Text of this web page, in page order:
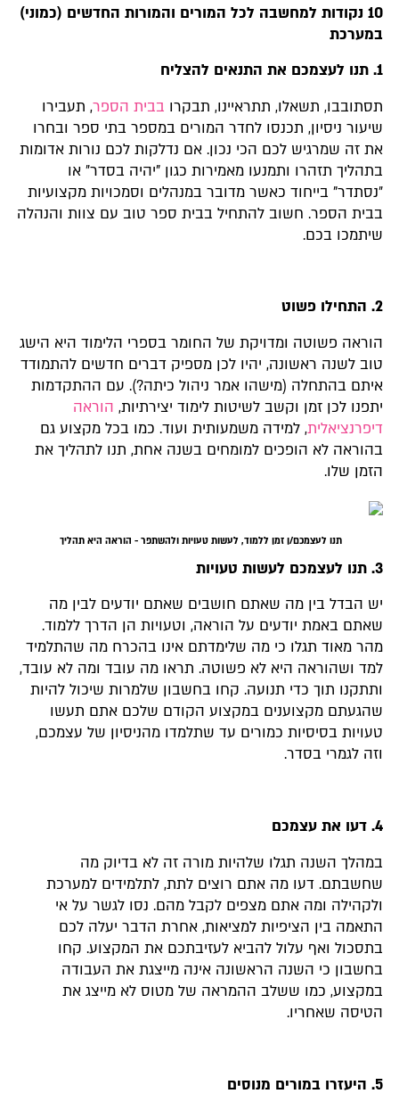
10 נקודות למחשבה לכל המורים והמורות החדשים (כמוני)
במערכת
1. תנו לעצמכם את התנאים להצליח
תסתובבו, תשאלו, תתראיינו, תבקרו בבית הספר, תעבירו
שיעור ניסיון, תכנסו לחדר המורים במספר בתי ספר ובחרו
את זה שמרגיש לכם הכי נכון. אם נדלקות לכם נורות אדומות
בתהליך תזהרו ותמנעו מאמירות כגון "יהיה בסדר״ או
״נסתדר" בייחוד כאשר מדובר במנהלים וסמכויות מקצועיות
בבית הספר. חשוב להתחיל בבית ספר טוב עם צוות והנהלה
שיתמכו בכם.
2. התחילו פשוט
הוראה פשוטה ומדויקת של החומר בספרי הלימוד היא הישג
טוב לשנה ראשונה, יהיו לכן מספיק דברים חדשים להתמודד
איתם בהתחלה (מישהו אמר ניהול כיתה?). עם ההתקדמות
יתפנו לכן זמן וקשב לשיטות לימוד יצירתיות, הוראה
דיפרנציאלית, למידה משמעותית ועוד. כמו בכל מקצוע גם
בהוראה לא הופכים למומחים בשנה אחת, תנו לתהליך את
הזמן שלו.
תנו לעצמכם/ן זמן ללמוד, לעשות טעויות ולהשתפר - הוראה היא תהליך
3. תנו לעצמכם לעשות טעויות
יש הבדל בין מה שאתם חושבים שאתם יודעים לבין מה
שאתם באמת יודעים על הוראה, וטעויות הן הדרך ללמוד.
מהר מאוד תגלו כי מה שלימדתם אינו בהכרח מה שהתלמיד
למד ושהוראה היא לא פשוטה. תראו מה עובד ומה לא עובד,
ותתקנו תוך כדי תנועה. קחו בחשבון שלמרות שיכול להיות
שהגעתם מקצוענים במקצוע הקודם שלכם אתם תעשו
טעויות בסיסיות כמורים עד שתלמדו מהניסיון של עצמכם,
וזה לגמרי בסדר.
4. דעו את עצמכם
במהלך השנה תגלו שלהיות מורה זה לא בדיוק מה
שחשבתם. דעו מה אתם רוצים לתת, לתלמידים למערכת
ולקהילה ומה אתם מצפים לקבל מהם. נסו לגשר על אי
התאמה בין הציפיות למציאות, אחרת הדבר יעלה לכם
בתסכול ואף עלול להביא לעזיבתכם את המקצוע. קחו
בחשבון כי השנה הראשונה אינה מייצגת את העבודה
במקצוע, כמו ששלב ההמראה של מטוס לא מייצג את
הטיסה שאחריו.
5. היעזרו במורים מנוסים